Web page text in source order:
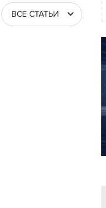
ВСЕ СТАТЬИ